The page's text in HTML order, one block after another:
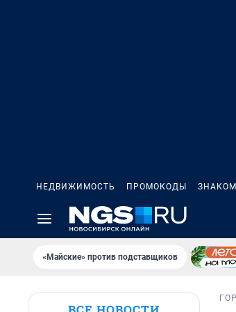
НЕДВИЖИМОСТЬ ПРОМОКОДЫ
«Майские» против подставщиков